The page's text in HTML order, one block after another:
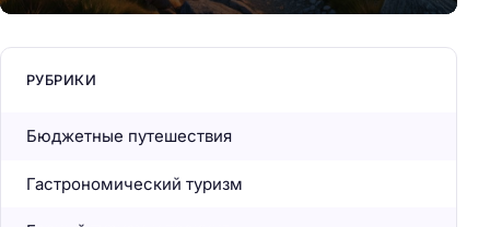
РУБРИКИ
Бюджетные путешествия
Гастрономический туризм